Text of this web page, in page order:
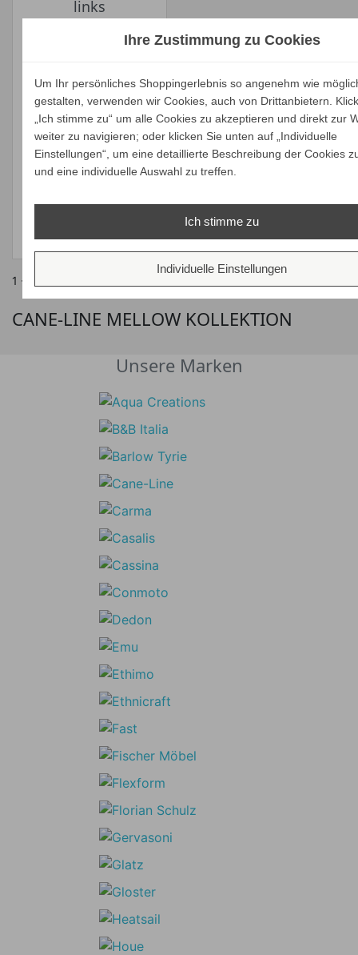
links
3.945,00 €
Preise inkl. ges.
MwSt.
absolut
versandkostenfrei
VARIANTEN
1 - 19 von 19 Artikel(n)
CANE-LINE MELLOW KOLLEKTION
Unsere Marken
Ihre Zustimmung zu Cookies
Um Ihr persönliches Shoppingerlebnis so angenehm wie
gestalten, verwenden wir Cookies, auch von Drittanbietern.
„Ich stimme zu“ um alle Cookies zu akzeptieren und direkt zur
weiter zu navigieren; oder klicken Sie unten auf „Individuelle
Einstellungen“, um eine detaillierte Beschreibung der Cookies
und eine individuelle Auswahl zu treffen.
Ich stimme zu
Individuelle Einstellungen